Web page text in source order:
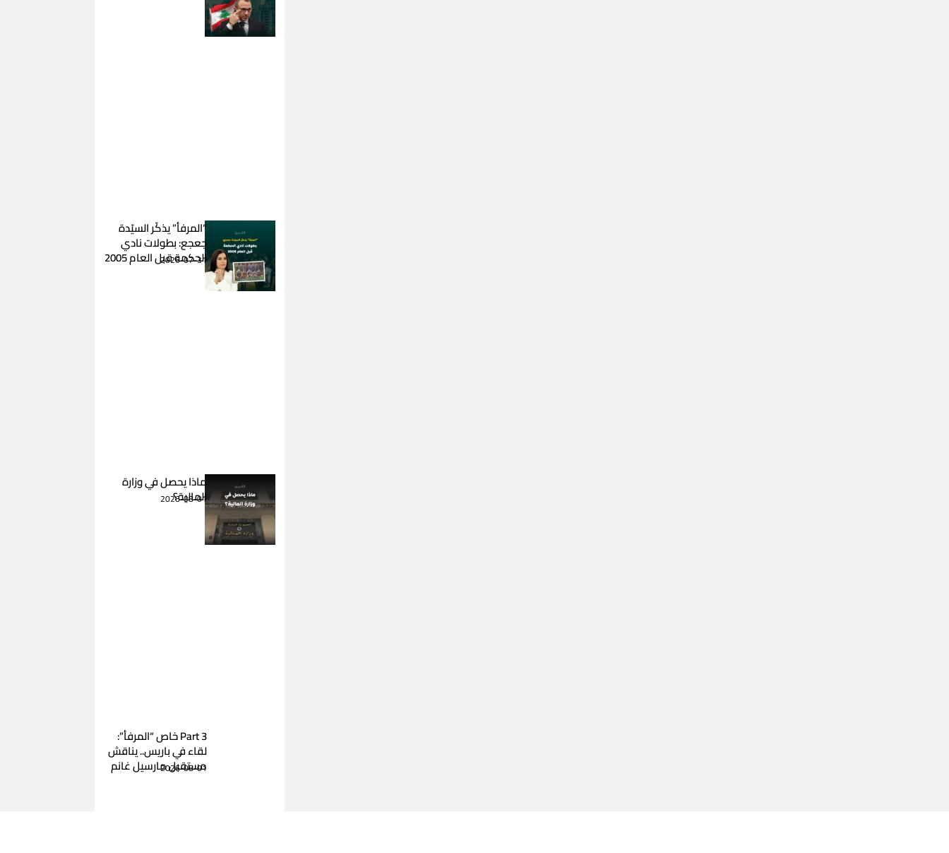
“المرفأ” يذكّر السيّدة
جعجع: بطولات نادي
الحكمة قبل العام 2005
2026-07-31
ماذا يحصل في وزارة
المالية؟
2026-08-01
Part 3 خاص “المرفأ”:
لقاء في باريس.. يناقش
مستقبل مارسيل غانم
2026-08-01